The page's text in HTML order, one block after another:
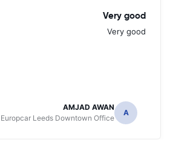
Very good
Very good
A
AMJAD AWAN
Europcar Leeds Downtown Office